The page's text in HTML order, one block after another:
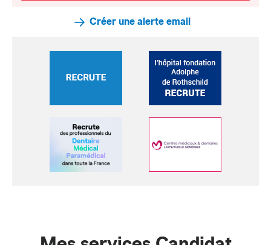
Créer une alerte email